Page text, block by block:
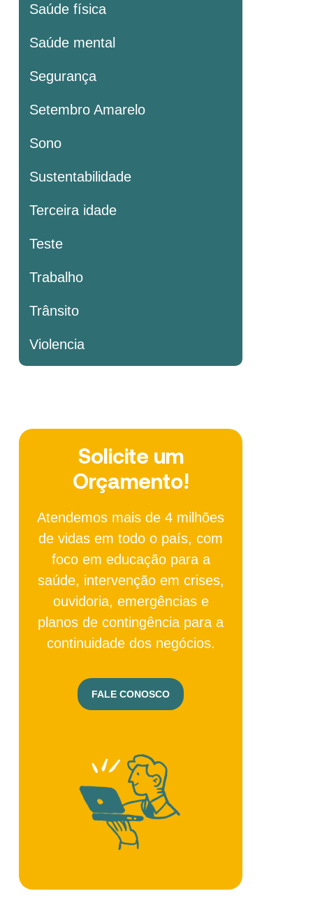
Saúde física
Saúde mental
Segurança
Setembro Amarelo
Sono
Sustentabilidade
Terceira idade
Teste
Trabalho
Trânsito
Violencia
Solicite um
Orçamento!
Atendemos mais de 4 milhões
de vidas em todo o país, com
foco em educação para a
saúde, intervenção em crises,
ouvidoria, emergências e
planos de contingência para a
continuidade dos negócios.
FALE CONOSCO